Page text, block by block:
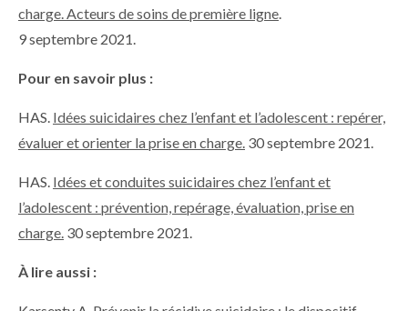
charge. Acteurs de soins de première ligne.
9 septembre 2021.
Pour en savoir plus :
HAS. Idées suicidaires chez l’enfant et l’adolescent : repérer,
évaluer et orienter la prise en charge. 30 septembre 2021.
HAS. Idées et conduites suicidaires chez l’enfant et
l’adolescent : prévention, repérage, évaluation, prise en
charge. 30 septembre 2021.
À lire aussi :